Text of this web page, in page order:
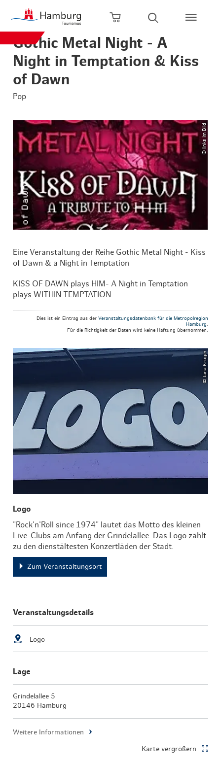
Zum Hauptinhalt springen
Zur Hauptnavigation springen
Zur Volltextsuche springen
Zum Footer springen
Warenkorb öffnen
Suche öffnen
Gothic Metal Night - A
Night in Temptation & Kiss
of Dawn
Pop
© links im Bild
Eine Veranstaltung der Reihe Gothic Metal Night - Kiss
of Dawn & a Night in Temptation
KISS OF DAWN plays HIM- A Night in Temptation
plays WITHIN TEMPTATION
Dies ist ein Eintrag aus der Veranstaltungsdatenbank für die Metropolregion
Hamburg.
Für die Richtigkeit der Daten wird keine Haftung übernommen.
© Jana Krüger
Logo
"Rock'n'Roll since 1974" lautet das Motto des kleinen
Live-Clubs am Anfang der Grindelallee. Das Logo zählt
zu den dienstältesten Konzertläden der Stadt.
Zum Veranstaltungsort
Veranstaltungsdetails
Logo
Lage
Grindelallee 5
20146 Hamburg
Weitere Informationen
Karte vergrößern